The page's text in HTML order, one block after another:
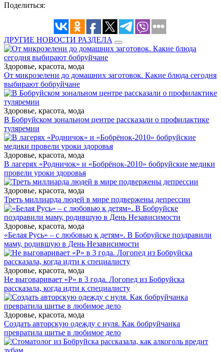
Поделиться:
ДРУГИЕ НОВОСТИ РАЗДЕЛА
Здоровье, красота, мода
От микрозелени до домашних заготовок. Какие блюда сегодня
выбирают бобруйчане
Здоровье, красота, мода
В Бобруйском зональном центре рассказали о профилактике
туляремии
Здоровье, красота, мода
В лагерях «Родничок» и «Бобрёнок-2010» бобруйские медики
провели уроки здоровья
Здоровье, красота, мода
Треть миллиарда людей в мире подвержены депрессии
Здоровье, красота, мода
«Белая Русь» – с любовью к детям». В Бобруйске поздравили
маму, родившую в День Независимости
Здоровье, красота, мода
Не выговаривает «Р» в 3 года. Логопед из Бобруйска
рассказала, когда идти к специалисту
Здоровье, красота, мода
Создать авторскую одежду с нуля. Как бобруйчанка
превратила шитье в любимое дело